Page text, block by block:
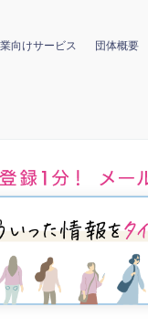
向けサービス 団体概要